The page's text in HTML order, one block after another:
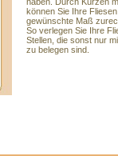
können Sie Ihre
gewünschte Maß
So verlegen Sie Ihre
Stellen, die sonst nur
zu belegen sind.